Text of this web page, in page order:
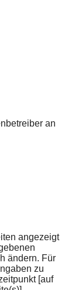
an
angezeigt
ändern. Für
zu
[auf